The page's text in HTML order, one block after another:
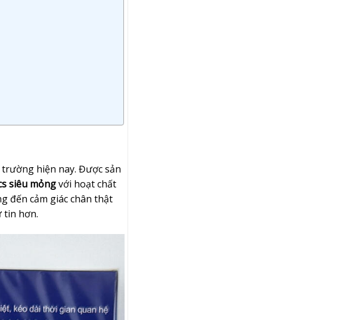
hiện nay. Được sản
siêu mỏngvới hoạt chất
đến cảm giác chân thật
tin hơn.